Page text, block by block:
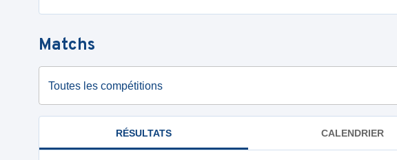
Matchs
Toutes les compétitions
RÉSULTATS CALENDRIER